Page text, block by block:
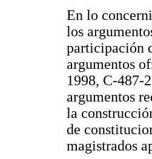
En lo
los
participación
argumentos
1998, C-487-
argumentos
la
de
magistrados